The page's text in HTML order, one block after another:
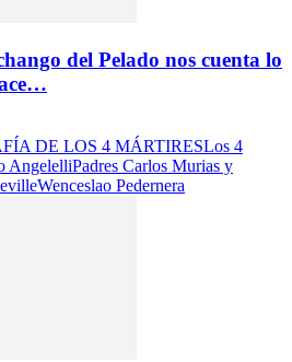
del Pelado nos cuenta lo
DE LOS 4 MÁRTIRESLos 4
AngelelliPadres Carlos Murias y
Wenceslao Pedernera